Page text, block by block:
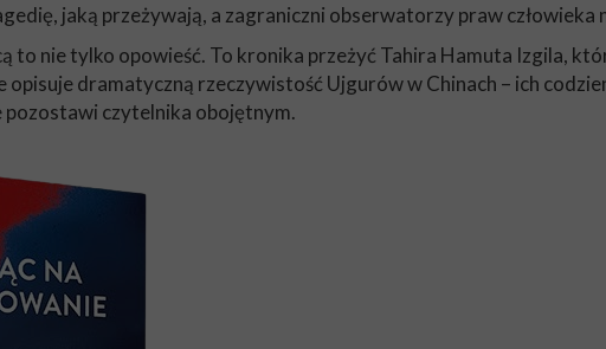
jaką przeżywają, a zagraniczni obserwatorzy praw
to nie tylko opowieść. To kronika przeżyć Tahira Hamuta Izgila,
dramatyczną rzeczywistość Ujgurów w Chinach – ich
czytelnika obojętnym.